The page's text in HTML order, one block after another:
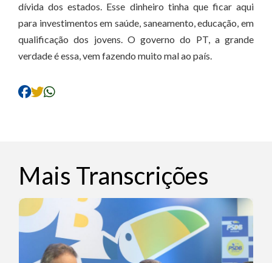
dívida dos estados. Esse dinheiro tinha que ficar aqui
para investimentos em saúde, saneamento, educação, em
qualificação dos jovens. O governo do PT, a grande
verdade é essa, vem fazendo muito mal ao país.
Mais Transcrições